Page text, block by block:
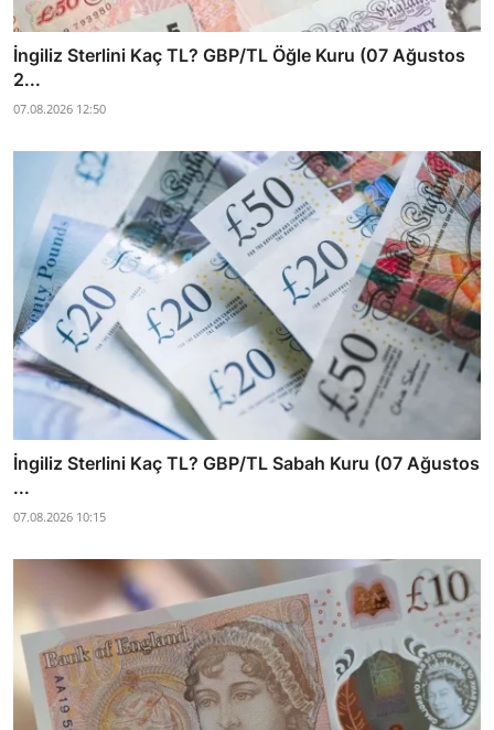
İngiliz Sterlini Kaç TL? GBP/TL Öğle Kuru (07 Ağustos
2...
07.08.2026 12:50
İngiliz Sterlini Kaç TL? GBP/TL Sabah Kuru (07 Ağustos
...
07.08.2026 10:15